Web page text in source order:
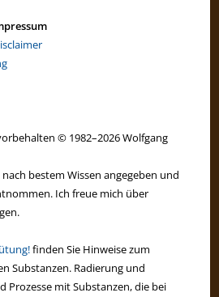
© 1982–2026 Wolfgang
bestem Wissen angegeben und
Ich freue mich über
finden Sie Hinweise zum
Substanzen. Radierung und
Prozesse mit Substanzen, die bei